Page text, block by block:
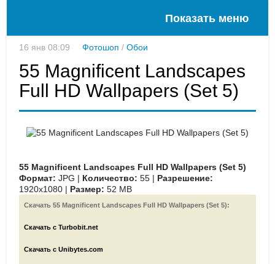
Показать меню
16 янв 08:09 Фотошоп /Обои
55 Magnificent Landscapes
Full HD Wallpapers (Set 5)
55 Magnificent Landscapes Full HD Wallpapers (Set 5)
Формат:JPG | Количество:55 | Разрешение:
1920x1080 | Размер:52 MB
Скачать 55 Magnificent Landscapes Full HD Wallpapers (Set 5):
Скачать с Turbobit.net
Скачать с Unibytes.com